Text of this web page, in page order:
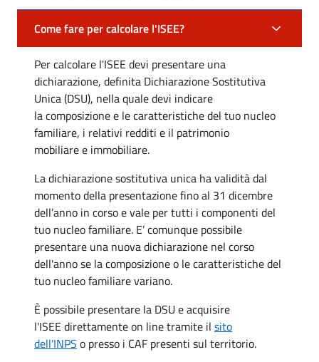
Come fare per calcolare l'ISEE?
Per calcolare l'ISEE devi presentare una
dichiarazione, definita Dichiarazione Sostitutiva
Unica (DSU), nella quale devi indicare
la composizione e le caratteristiche del tuo nucleo
familiare, i relativi redditi e il patrimonio
mobiliare e immobiliare.
La dichiarazione sostitutiva unica ha validità dal
momento della presentazione fino al 31 dicembre
dell’anno in corso e vale per tutti i componenti del
tuo nucleo familiare. E’ comunque possibile
presentare una nuova dichiarazione nel corso
dell'anno se la composizione o le caratteristiche del
tuo nucleo familiare variano.
È possibile presentare la DSU e acquisire
l'ISEE direttamente on line tramite il sito
dell'INPS o presso i CAF presenti sul territorio.